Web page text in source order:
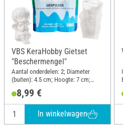
VBS KeraHobby Gietset
"Beschermengel"
Aantal onderdelen: 2; Diameter
(buiten): 4.5 cm; Hoogte: 7 cm;
8,99 €
In winkelwagen